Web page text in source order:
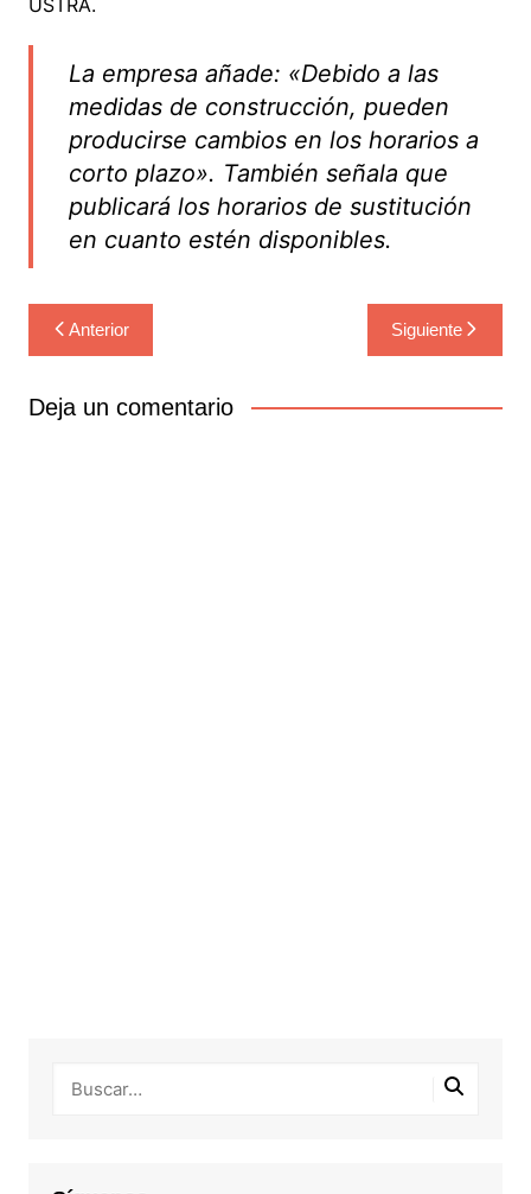
ÜSTRA.
La empresa añade: «Debido a las
medidas de construcción, pueden
producirse cambios en los horarios a
corto plazo». También señala que
publicará los horarios de sustitución
en cuanto estén disponibles.
Navegación
de
entradas
Anterior Siguiente
Deja un comentario